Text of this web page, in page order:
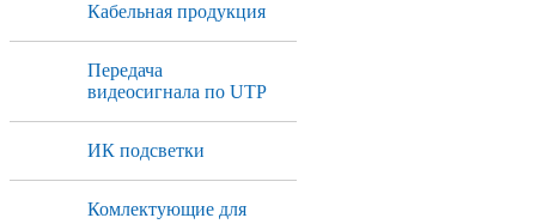
Кабельная продукция
Передача
видеосигнала по UTP
ИК подсветки
Комлектующие для